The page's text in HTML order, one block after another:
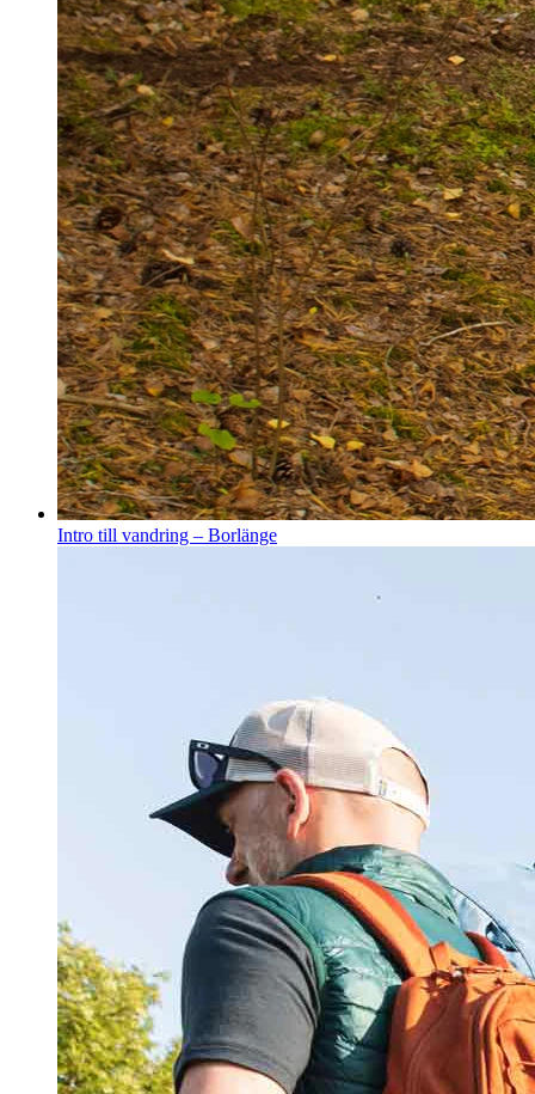
Intro till vandring – Borlänge